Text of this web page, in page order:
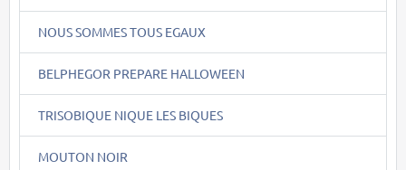
NOUS SOMMES TOUS EGAUX
BELPHEGOR PREPARE HALLOWEEN
TRISOBIQUE NIQUE LES BIQUES
MOUTON NOIR